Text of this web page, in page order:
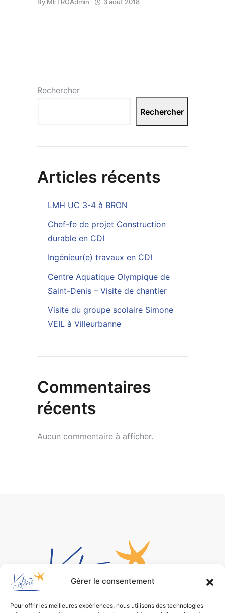
Gérer le consentement
Pour offrir les meilleures expériences, nous utilisons des technologies
Rechercher
Rechercher
Articles récents
LMH UC 3-4 à BRON
Chef-fe de projet Construction
durable en CDI
Ingénieur(e) travaux en CDI
Centre Aquatique Olympique de
Saint-Denis – Visite de chantier
Visite du groupe scolaire Simone
VEIL à Villeurbanne
Commentaires
récents
Aucun commentaire à afficher.